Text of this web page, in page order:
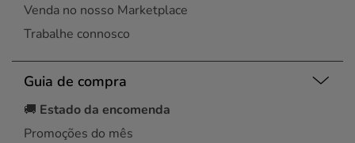
Venda no nosso Marketplace
Trabalhe connosco
Guia de compra
🚚 Estado da encomenda
Promoções do mês